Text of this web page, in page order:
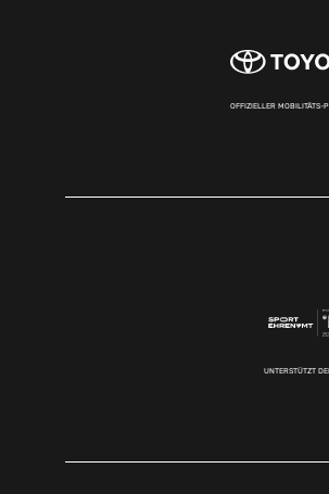
OFFIZIELLER MOBILITÄTS-
UNTERSTÜTZT